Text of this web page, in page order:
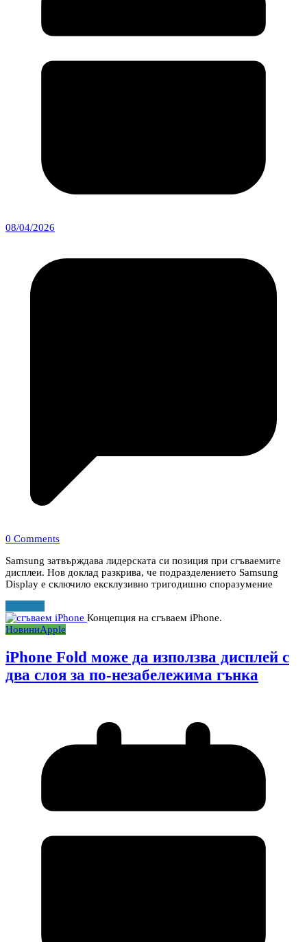
08/04/2026
0 Comments
Samsung затвърждава лидерската си позиция при сгъваемите
дисплеи. Нов доклад разкрива, че подразделението Samsung
Display е сключило ексклузивно тригодишно споразумение
Концепция на сгъваем iPhone.
НовиниApple
iPhone Fold може да използва дисплей с
два слоя за по-незабележима гънка